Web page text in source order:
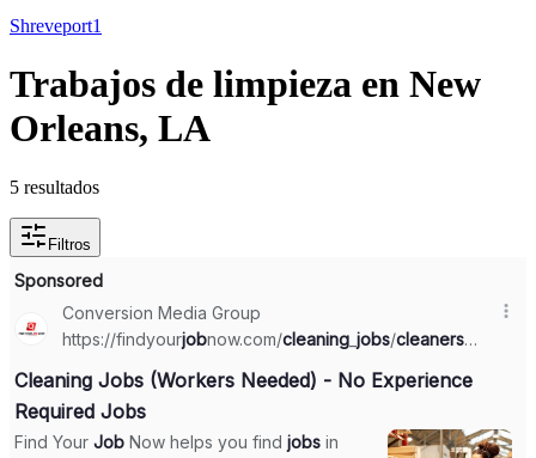
Shreveport1
Trabajos de limpieza en New
Orleans, LA
5 resultados
Filtros